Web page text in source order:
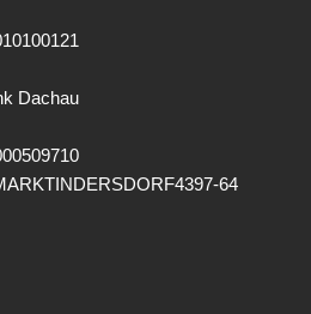
Dachau
64